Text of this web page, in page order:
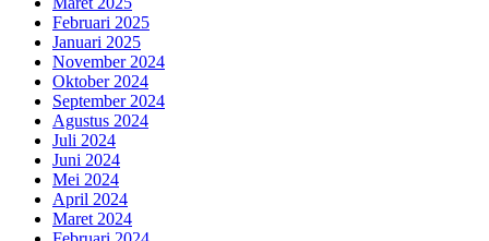
Februari 2025
Januari 2025
November 2024
Oktober 2024
September 2024
Agustus 2024
Juli 2024
Juni 2024
Mei 2024
April 2024
Maret 2024